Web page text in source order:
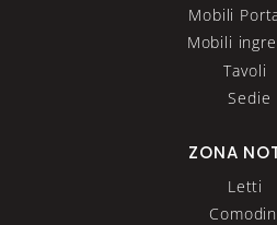
Mobili
Mobili
Tavoli
Sedie
ZONA
Letti